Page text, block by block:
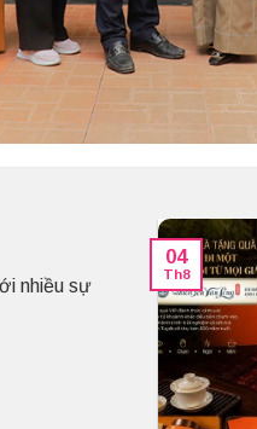
nhiều sự
04
Th8
Trà
Vội Vã
Cánh
Lại